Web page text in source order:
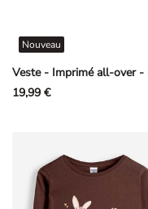
Nouveau
19,99 €